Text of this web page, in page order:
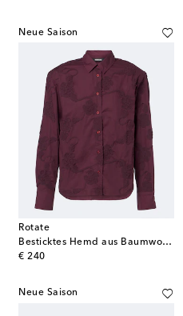
Neue Saison
Rotate
Besticktes Hemd aus Baumwollpopeline
€ 240
original price
Neue Saison